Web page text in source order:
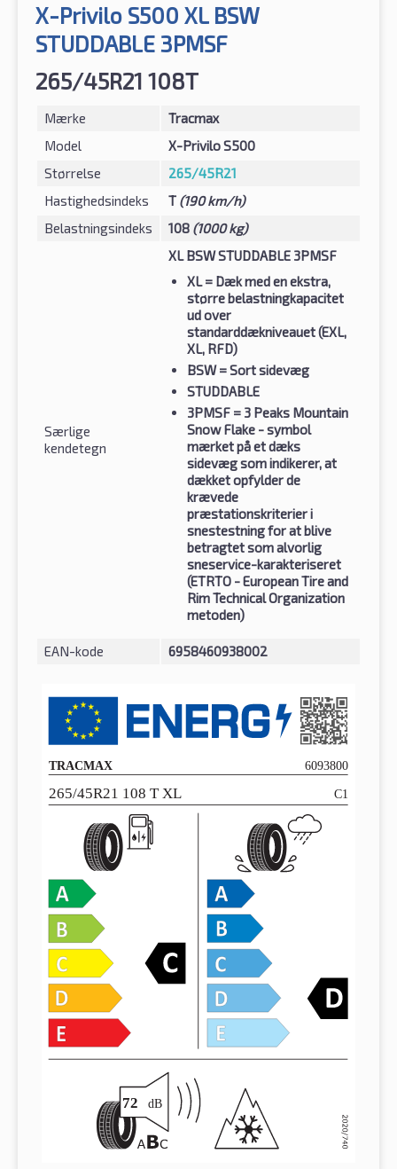
X-Privilo S500 XL BSW
STUDDABLE 3PMSF
265/45R21 108T
Mærke
Tracmax
Model
X-Privilo S500
Størrelse
265/45R21
Hastighedsindeks
T (190 km/h)
Belastningsindeks
108 (1000 kg)
Særlige
kendetegn
XL BSW STUDDABLE 3PMSF
XL= Dæk med en ekstra,
større belastningkapacitet
ud over
standarddækniveauet (EXL,
XL, RFD)
BSW= Sort sidevæg
STUDDABLE
3PMSF = 3 Peaks Mountain
Snow Flake - symbol
mærket på et dæks
sidevæg som indikerer, at
dækket opfylder de
krævede
præstationskriterier i
snestestning for at blive
betragtet som alvorlig
sneservice-karakteriseret
(ETRTO - European Tire and
Rim Technical Organization
metoden)
EAN-kode 6958460938002